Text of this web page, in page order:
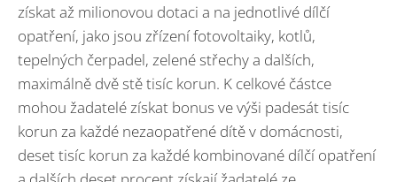
získat až milionovou dotaci a na jednotlivé dílčí
opatření, jako jsou zřízení fotovoltaiky, kotlů,
tepelných čerpadel, zelené střechy a dalších,
maximálně dvě stě tisíc korun. K celkové částce
mohou žadatelé získat bonus ve výši padesát tisíc
korun za každé nezaopatřené dítě v domácnosti,
deset tisíc korun za každé kombinované dílčí opatření